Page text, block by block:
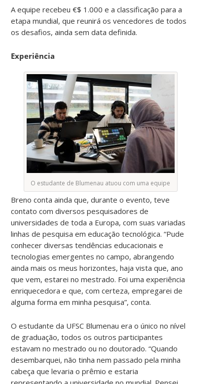
A equipe recebeu €$ 1.000 e a classificação para a
etapa mundial, que reunirá os vencedores de todos
os desafios, ainda sem data definida.
Experiência
O estudante de Blumenau atuou com uma equipe
Breno conta ainda que, durante o evento, teve
contato com diversos pesquisadores de
universidades de toda a Europa, com suas variadas
linhas de pesquisa em educação tecnológica. “Pude
conhecer diversas tendências educacionais e
tecnologias emergentes no campo, abrangendo
ainda mais os meus horizontes, haja vista que, ano
que vem, estarei no mestrado. Foi uma experiência
enriquecedora e que, com certeza, empregarei de
alguma forma em minha pesquisa”, conta.
O estudante da UFSC Blumenau era o único no nível
de graduação, todos os outros participantes
estavam no mestrado ou no doutorado. “Quando
desembarquei, não tinha nem passado pela minha
cabeça que levaria o prêmio e estaria